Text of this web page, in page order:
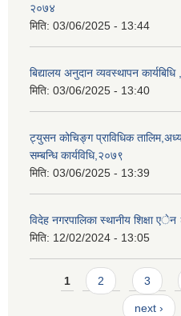
२०७४
मिति: 03/06/2025 - 13:44
बिद्यालय अनुदान व्यवस्थापन
मिति: 03/06/2025 - 13:40
ट्युसन कोचिङ्ग प्राविधिक
सम्बन्धि कार्यविधि,२०७९
मिति: 03/06/2025 - 13:39
विदेह नगरपालिका स्थानीय शिक्षा
मिति: 12/02/2024 - 13:05
Pages
1 2 3
next ›